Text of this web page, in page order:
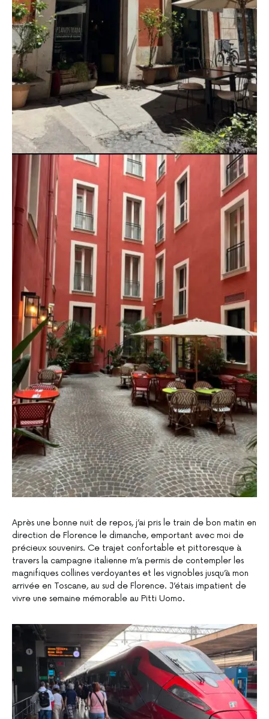
Après une bonne nuit de repos, j’ai pris le train de bon matin en
direction de Florence le dimanche, emportant avec moi de
précieux souvenirs. Ce trajet confortable et pittoresque à
travers la campagne italienne m’a permis de contempler les
magnifiques collines verdoyantes et les vignobles jusqu’à mon
arrivée en Toscane, au sud de Florence. J’étais impatient de
vivre une semaine mémorable au Pitti Uomo.